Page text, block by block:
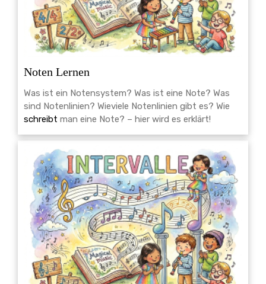
Noten Lernen
Was ist ein Notensystem? Was ist eine Note? Was
sind Notenlinien? Wieviele Notenlinien gibt es? Wie
schreibt man eine Note? – hier wird es erklärt!